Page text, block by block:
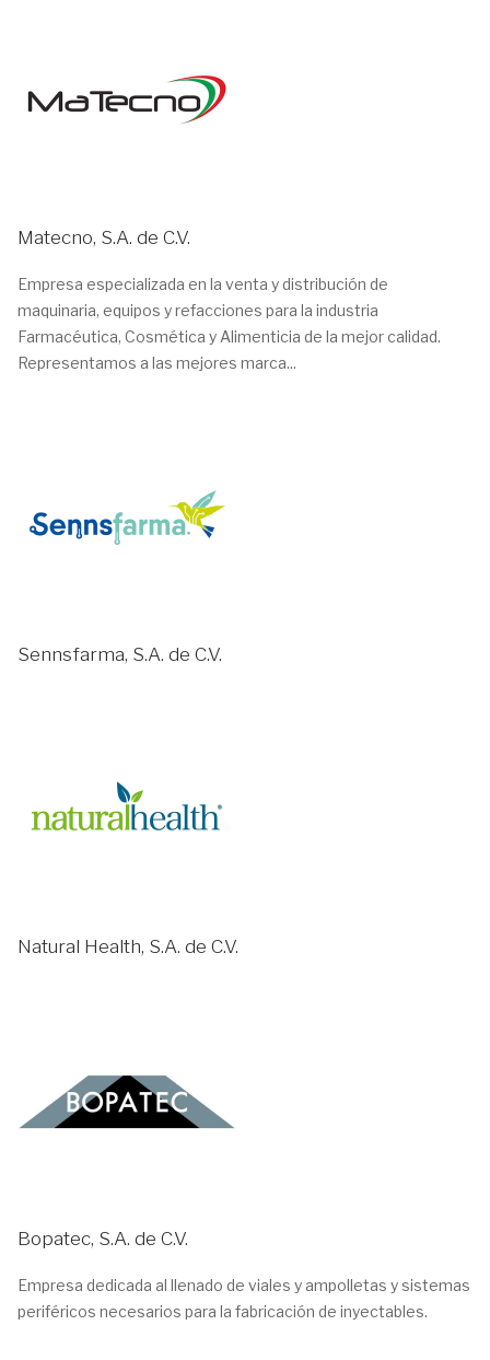
Matecno, S.A. de C.V.
Empresa especializada en la venta y distribución de
maquinaria, equipos y refacciones para la industria
Farmacéutica, Cosmética y Alimenticia de la mejor calidad.
Representamos a las mejores marca...
Sennsfarma, S.A. de C.V.
Natural Health, S.A. de C.V.
Bopatec, S.A. de C.V.
Empresa dedicada al llenado de viales y ampolletas y sistemas
periféricos necesarios para la fabricación de inyectables.